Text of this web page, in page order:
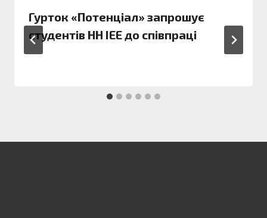
Гурток «Потенціал» запрошує
студентів НН ІЕЕ до співпраці